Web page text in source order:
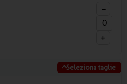
−
+
Seleziona taglie